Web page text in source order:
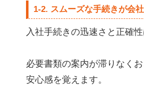
1-2. スムーズな手続きが会
入社手続きの迅速さと正確
必要書類の案内が滞りなく
安心感を覚えます。